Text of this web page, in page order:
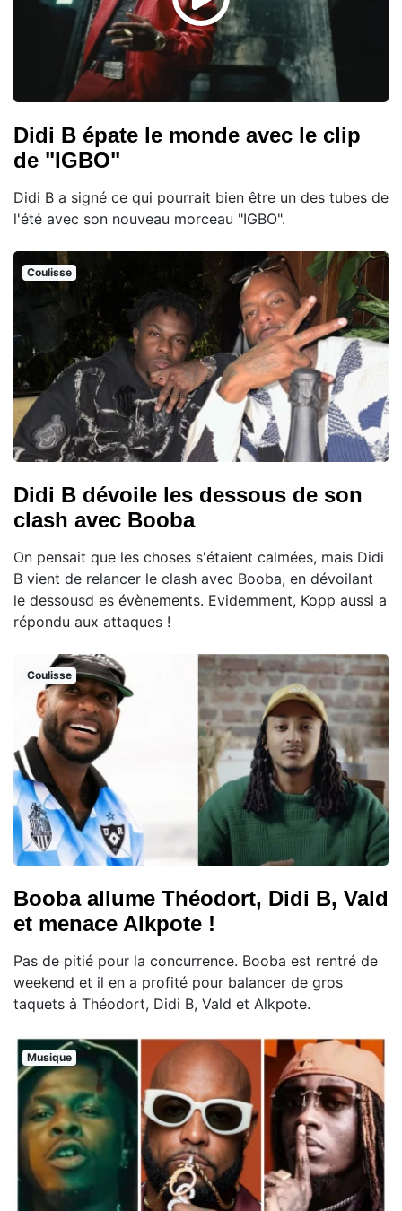
Didi B épate le monde avec le clip
de "IGBO"
Didi B a signé ce qui pourrait bien être un des tubes de
l'été avec son nouveau morceau "IGBO".
Coulisse
Didi B dévoile les dessous de son
clash avec Booba
On pensait que les choses s'étaient calmées, mais Didi
B vient de relancer le clash avec Booba, en dévoilant
le dessousd es évènements. Evidemment, Kopp aussi a
répondu aux attaques !
Coulisse
Booba allume Théodort, Didi B, Vald
et menace Alkpote !
Pas de pitié pour la concurrence. Booba est rentré de
weekend et il en a profité pour balancer de gros
taquets à Théodort, Didi B, Vald et Alkpote.
Musique